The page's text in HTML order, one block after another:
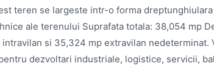
teren se largeste intr-o forma
ale terenului Suprafata totala: 38,054 mp
si 35,324 mp extravilan nedeterminat.
dezvoltari industriale, logistice, servicii,